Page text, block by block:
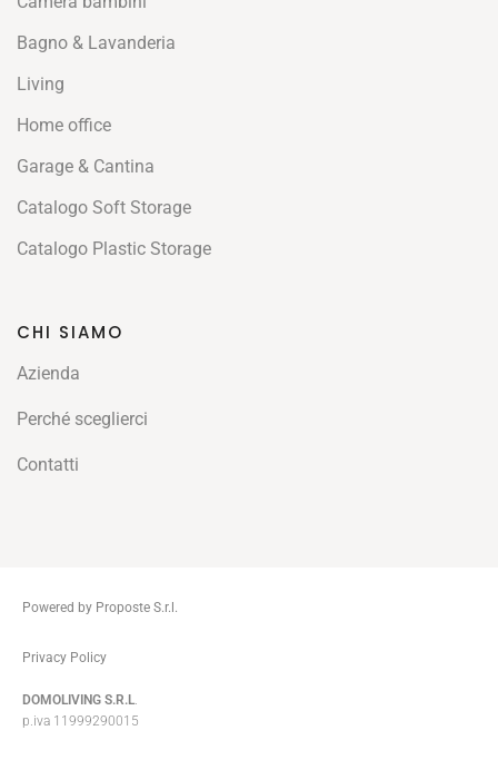
Bagno & Lavanderia
Living
Home office
Garage & Cantina
Catalogo Soft Storage
Catalogo Plastic Storage
CHI SIAMO
Azienda
Perché sceglierci
Contatti
Powered by Proposte S.r.l.
Privacy Policy
DOMOLIVING S.R.L.
p.iva 11999290015